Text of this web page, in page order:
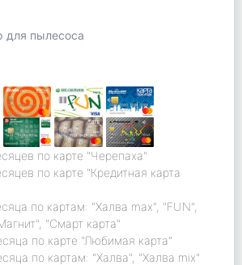
для пылесоса
по карте "Черепаха"
по карте "Кредитная карта
по картам: "Халва max", "FUN",
"Смарт карта"
по карте "Любимая карта"
по картам: "Халва", "Халва mix"